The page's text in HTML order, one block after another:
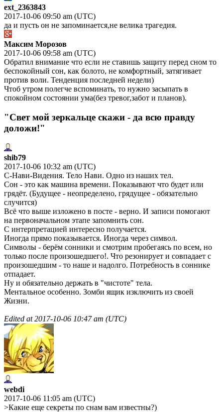
ext_2363843
2017-10-06 09:50 am (UTC)
да и пусть он не запоминается,не велика трагедия.
Максим Морозов
2017-10-06 09:58 am (UTC)
Обратил внимание что если не ставишь защиту перед сном то
беспокойный сон, как болото, не комфортный, затягивает
против воли. Тенденция последней недели)
Чтоб утром полегче вспоминать, то нужно засыпать в
спокойном состоянии ума(без тревог,забот и планов).
"Свет мой зеркальце скажи - да всю правду
доложи!"
shib79
2017-10-06 10:32 am (UTC)
С-Нави-Видения. Тело Нави. Одно из наших тел.
Сон - это как машина времени. Показывают что будет или
грядёт. (Будущее - неопределено, грядущее - обязательно
случится)
Всё что выше изложено в посте - верно. И записи помогают
на первоначальном этапе запомнить сон.
С интерпретацией интересно получается.
Иногда прямо показывается. Иногда через символ.
Символы - берём сонники и смотрим пробегаясь по всем, но
только после произошедшего!. Что резонирует и совпадает с
произошедшим - то наше и надолго. Потребность в соннике
отпадает.
Ну и обязательно держать в "чистоте" тела.
Ментальное особенно. Зомби ящик изключить из своей
Жизни.
Edited at2017-10-06 10:47 am (UTC)
webdi
2017-10-06 11:05 am (UTC)
>Какие еще секреты по снам вам известны?)